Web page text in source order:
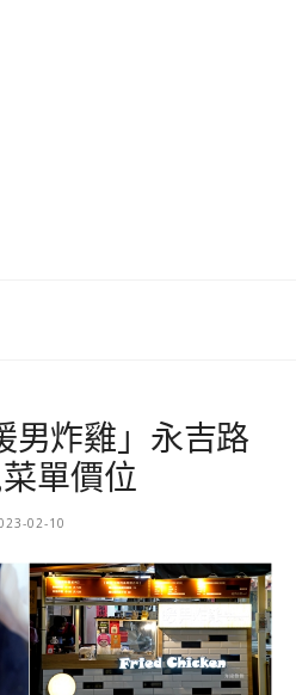
男炸雞」永吉路
單價位
02-10